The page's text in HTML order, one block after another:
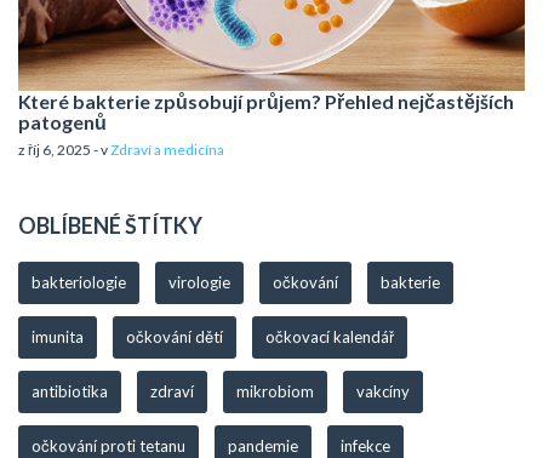
Které bakterie způsobují průjem? Přehled nejčastějších
patogenů
z říj 6, 2025 - vZdraví a medicína
OBLÍBENÉ ŠTÍTKY
bakteriologie virologie očkování bakterie
imunita očkování dětí očkovací kalendář
antibiotika zdraví mikrobiom vakcíny
očkování proti tetanu pandemie infekce